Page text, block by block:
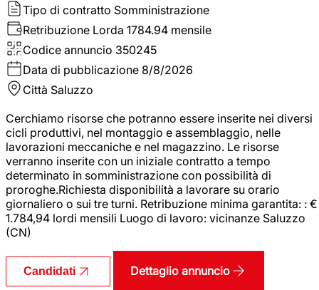
Tipo di contratto Somministrazione
Retribuzione Lorda 1784.94 mensile
Codice annuncio 350245
Data di pubblicazione 8/8/2026
Città Saluzzo
Cerchiamo risorse che potranno essere inserite nei diversi
cicli produttivi, nel montaggio e assemblaggio, nelle
lavorazioni meccaniche e nel magazzino. Le risorse
verranno inserite con un iniziale contratto a tempo
determinato in somministrazione con possibilità di
proroghe.Richiesta disponibilità a lavorare su orario
giornaliero o sui tre turni. Retribuzione minima garantita: : €
1.784,94 lordi mensili Luogo di lavoro: vicinanze Saluzzo
(CN)
Candidati Dettaglio annuncio